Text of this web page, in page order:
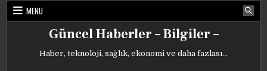
Skip
MENU
Güncel Haberler – Bilgiler –
Haber, teknoloji, sağlık, ekonomi ve daha fazlası…